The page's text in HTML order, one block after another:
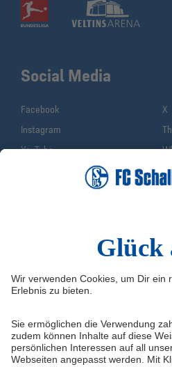
Service & Kontakt
Erklärung zur Barrierefreiheit
Medienportal
Social Media
Facebook
X
Instagram
YouTube